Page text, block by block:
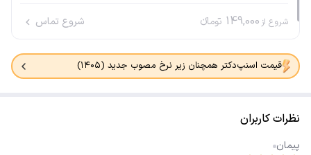
شروع از 149,000 تومانء شروع تماس
قیمت اسنپ‌دکتر همچنان زیر نرخ مصوب جدید (۱۴۰۵)
نظرات کاربران
پیمان